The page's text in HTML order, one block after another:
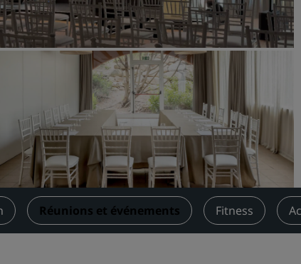
Nouveaux et futurs hôtels
Réunions et événements
Découvrez Radisson
Réservez une salle de
Demander un devis
Pour les événements
Solutions d’entreprise
Rechercher des vols
Rechercher des vols
Réunions et événements Fitness